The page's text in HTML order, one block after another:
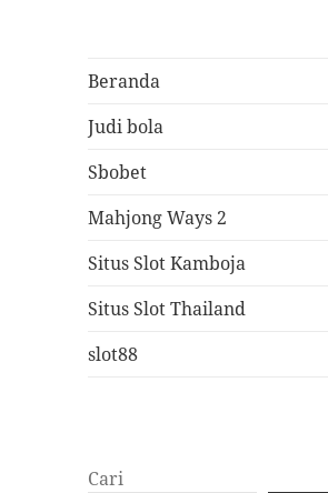
Beranda
Judi bola
Sbobet
Mahjong Ways 2
Situs Slot Kamboja
Situs Slot Thailand
slot88
Cari